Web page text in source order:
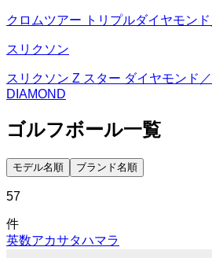
クロムツアー トリプルダイヤモン
スリクソン
スリクソン Z スター ダイヤモンド
DIAMOND
ゴルフボール一覧
モデル名順 ブランド名順
57
件
英数アカサタハマラ